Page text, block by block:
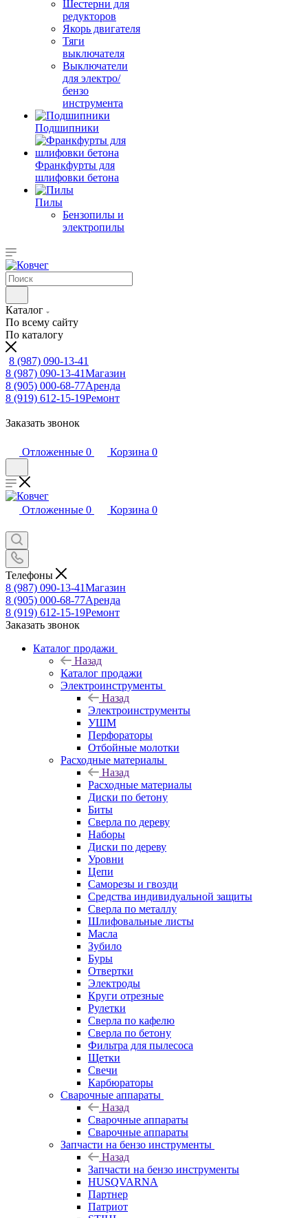
Шестерни для
редукторов
Якорь двигателя
Тяги
выключателя
Выключатели
для электро/
бензо
инструмента
Подшипники
Франкфурты для
шлифовки бетона
Пилы
Бензопилы и
электропилы
Каталог
По всему сайту
По каталогу
8 (987) 090-13-41
8 (987) 090-13-41Магазин
8 (905) 000-68-77Аренда
8 (919) 612-15-19Ремонт
Заказать звонок
Отложенные 0 Корзина 0
Отложенные 0 Корзина 0
Телефоны
8 (987) 090-13-41Магазин
8 (905) 000-68-77Аренда
8 (919) 612-15-19Ремонт
Заказать звонок
Каталог продажи
Назад
Каталог продажи
Электроинструменты
Назад
Электроинструменты
УШМ
Перфораторы
Отбойные молотки
Расходные материалы
Назад
Расходные материалы
Диски по бетону
Биты
Сверла по дереву
Наборы
Диски по дереву
Уровни
Цепи
Саморезы и гвозди
Средства индивидуальной защиты
Сверла по металлу
Шлифовальные листы
Масла
Зубило
Буры
Отвертки
Электроды
Круги отрезные
Рулетки
Сверла по кафелю
Сверла по бетону
Фильтра для пылесоса
Щетки
Свечи
Карбюраторы
Сварочные аппараты
Назад
Сварочные аппараты
Сварочные аппараты
Запчасти на бензо инструменты
Назад
Запчасти на бензо инструменты
HUSQVARNA
Партнер
Патриот